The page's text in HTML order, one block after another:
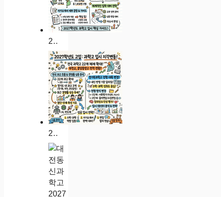
2027 인천진산과학고 입시 분석: 경쟁률 대입 실적 자소서 가이드
2027학년도 인천과학고 입시 분석: 경쟁률 대입 실적 자소서 가이드